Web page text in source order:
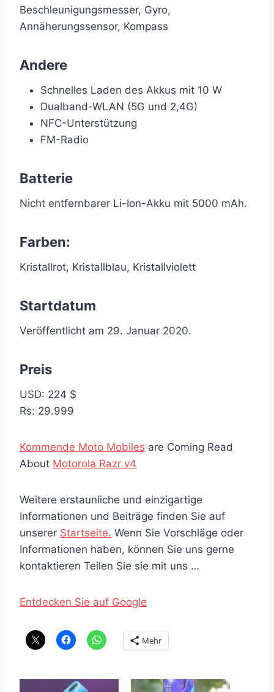
Beschleunigungsmesser, Gyro,
Annäherungssensor, Kompass
Andere
Schnelles Laden des Akkus mit 10 W
Dualband-WLAN (5G und 2,4G)
NFC-Unterstützung
FM-Radio
Batterie
Nicht entfernbarer Li-Ion-Akku mit 5000 mAh.
Farben:
Kristallrot, Kristallblau, Kristallviolett
Startdatum
Veröffentlicht am 29. Januar 2020.
Preis
USD: 224 $
Rs: 29.999
Kommende Moto Mobiles are Coming Read
About Motorola Razr v4
Weitere erstaunliche und einzigartige
Informationen und Beiträge finden Sie auf
unserer Startseite. Wenn Sie Vorschläge oder
Informationen haben, können Sie uns gerne
kontaktieren Teilen Sie sie mit uns …
Entdecken Sie auf Google
Mehr